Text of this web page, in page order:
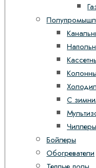
С
Бойлеры
Обогреватели